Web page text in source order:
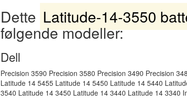
Dette Latitude-14-3550
følgende modeller:
Dell
Precision 3590 Precision 3580 Precision 3490 Precision
Latitude 14 5455 Latitude 14 5450 Latitude 14 5440
3540 Latitude 14 3450 Latitude 14 3440 Latitude 14 3340